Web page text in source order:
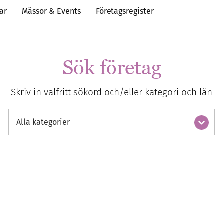
Mässor & Events Företagsregister
Sök företag
Skriv in valfritt sökord och/eller kategori och län
Alla kategorier